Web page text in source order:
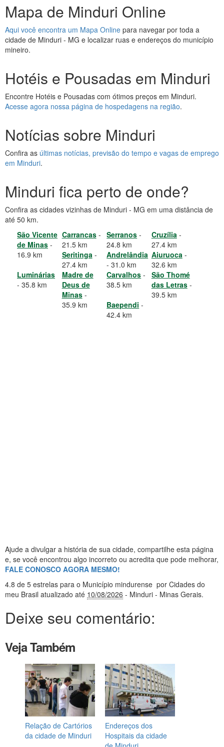
Mapa de Minduri Online
Aqui você encontra um Mapa Online para navegar por toda a
cidade de Minduri - MG e localizar ruas e endereços do município
mineiro.
Hotéis e Pousadas em Minduri
Encontre Hotéis e Pousadas com ótimos preços em Minduri.
Acesse agora nossa página de hospedagens na região.
Notícias sobre Minduri
Confira as últimas notícias, previsão do tempo e vagas de emprego
em Minduri.
Minduri fica perto de onde?
Confira as cidades vizinhas de Minduri - MG em uma distância de
até 50 km.
São Vicente
de Minas -
16.9 km
Carrancas-
21.5 km
Serranos -
24.8 km
Cruzília-
27.4 km
Seritinga-
27.4 km
Andrelândia
- 31.0 km
Aiuruoca-
32.6 km
Luminárias
- 35.8 km
Madre de
Deus de
Minas-
35.9 km
Carvalhos -
38.5 km
São Thomé
das Letras-
39.5 km
Baependi -
42.4 km
Ajude a divulgar a história de sua cidade, compartilhe esta página
e, se você encontrou algo incorreto ou acredita que pode melhorar,
FALE CONOSCO AGORA MESMO!
4.8 de 5 estrelas para o Município mindurense por Cidades do
meu Brasil atualizado até 10/08/2026 - Minduri - Minas Gerais.
Deixe seu comentário:
Veja Também
Relação de Cartórios
da cidade de Minduri
Endereços dos
Hospitais da cidade